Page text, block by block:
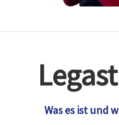
Was es ist und